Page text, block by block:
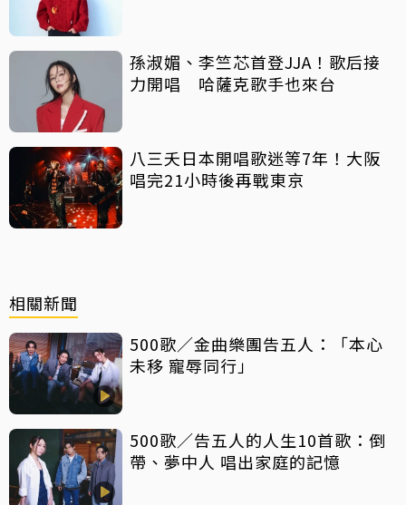
孫淑媚、李竺芯首登JJA！歌后接
力開唱 哈薩克歌手也來台
八三夭日本開唱歌迷等7年！大阪
唱完21小時後再戰東京
相關新聞
500歌／金曲樂團告五人：「本心
未移 寵辱同行」
500歌／告五人的人生10首歌：倒
帶、夢中人 唱出家庭的記憶